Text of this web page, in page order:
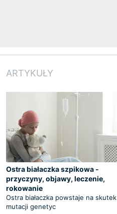
ARTYKUŁY
Ostra białaczka szpikowa -
przyczyny, objawy, leczenie,
rokowanie
Ostra białaczka powstaje na skutek
mutacji genetyc